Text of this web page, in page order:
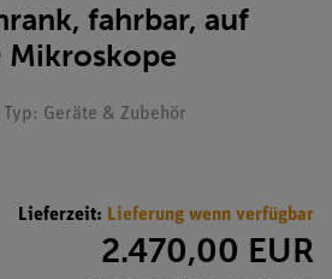
fahrbar, auf
Mikroskope
Geräte & Zubehör
Lieferzeit: Lieferung wenn verfügbar
2.470,00 EUR